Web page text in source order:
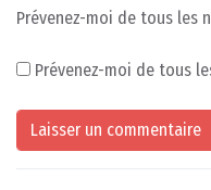
Prévenez-moi de tous les
Prévenez-moi de tous